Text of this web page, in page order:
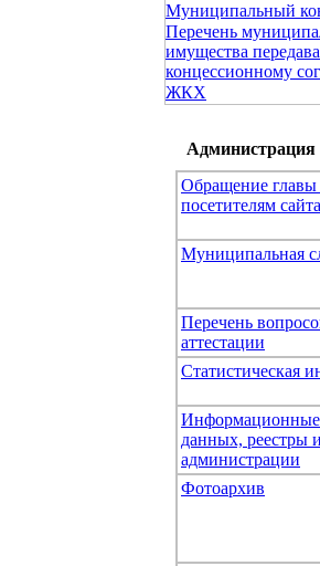
Муниципальный
Перечень
имущества
концессионному
ЖКХ
Администрация
Обращение
посетителям сайта
Муниципальная
Перечень
аттестации
Статистическая
Информационные
данных, реестры
администрации
Фотоархив